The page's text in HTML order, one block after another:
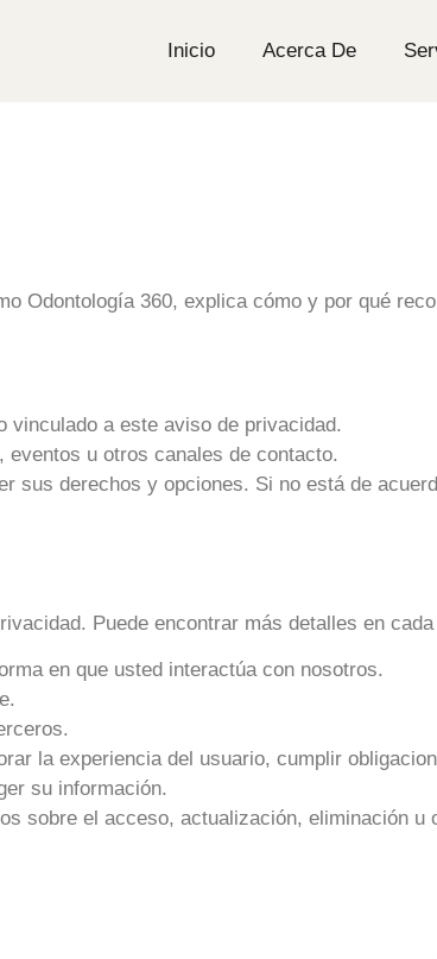
Inicio Acerca De
Odontología 360, explica cómo y por qué
vinculado a este aviso de privacidad.
u otros canales de contacto.
sus derechos y opciones. Si no está de
Puede encontrar más detalles en
en que usted interactúa con nosotros.
la experiencia del usuario, cumplir
su información.
sobre el acceso, actualización, eliminación u